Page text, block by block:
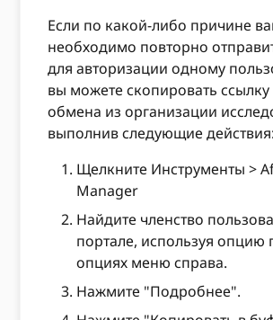
Если по какой-либо причине
необходимо повторно
для авторизации одному
вы можете скопировать
обмена из организации
выполнив следующие действия:
Щелкните Инструменты >
Manager
Найдите членство
портале, используя опцию
опциях меню справа.
Нажмите "Подробнее".